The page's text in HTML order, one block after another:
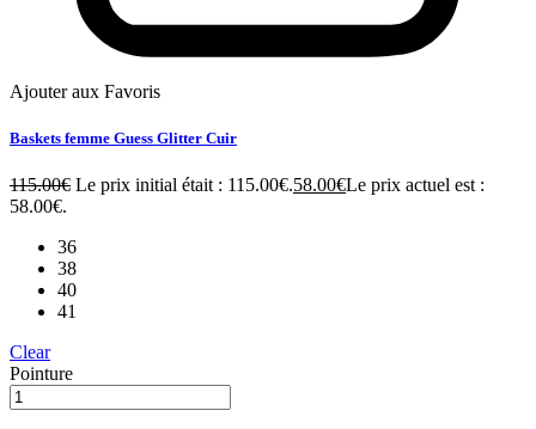
Ajouter aux Favoris
Baskets femme Guess Glitter Cuir
115.00€ Le prix initial était : 115.00€.58.00€Le prix actuel est :
58.00€.
36
38
40
41
Clear
Pointure